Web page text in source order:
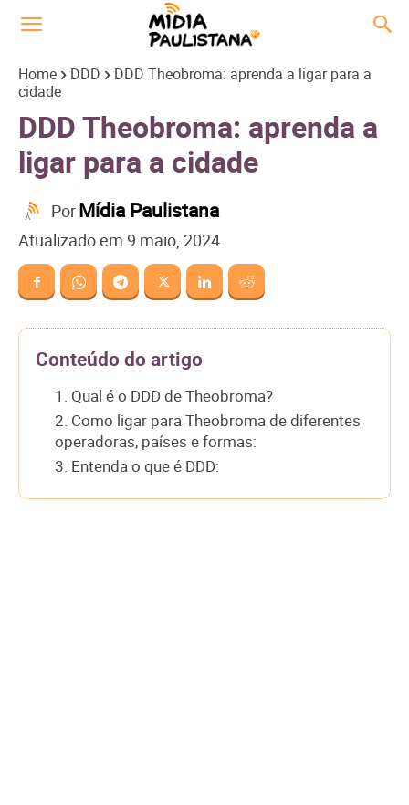
Home DDD
DDD Theobroma: aprenda a ligar para a
cidade
DDD Theobroma: aprenda a
ligar para a cidade
PorMídia Paulistana
Atualizado em 9 maio, 2024
Conteúdo do artigo
1. Qual é o DDD de Theobroma?
2. Como ligar para Theobroma de diferentes
operadoras, países e formas:
3. Entenda o que é DDD: